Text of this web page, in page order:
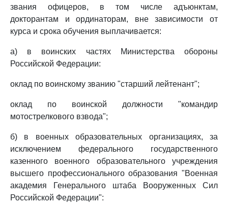
звания офицеров, в том числе адъюнктам,
докторантам и ординаторам, вне зависимости от
курса и срока обучения выплачивается:
а) в воинских частях Министерства обороны
Российской Федерации:
оклад по воинскому званию "старший лейтенант";
оклад по воинской должности "командир
мотострелкового взвода";
б) в военных образовательных организациях, за
исключением федерального государственного
казенного военного образовательного учреждения
высшего профессионального образования "Военная
академия Генерального штаба Вооруженных Сил
Российской Федерации":